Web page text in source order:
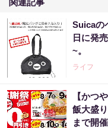
Suicaの
日に発
~。
ライフ
【かつ
飯大盛
まで開催